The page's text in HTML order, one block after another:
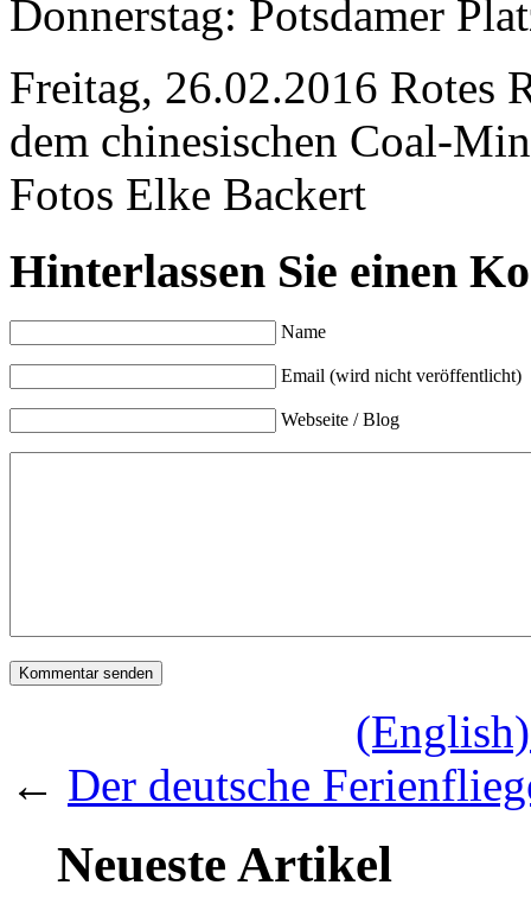
Donnerstag: Potsdamer
Freitag, 26.02.2016 Rotes
dem chinesischen Coal-
Fotos Elke Backert
Hinterlassen Sie einen
Name
Email (wird nicht veröffentlicht)
Webseite / Blog
← Der deutsche
Neueste Artikel